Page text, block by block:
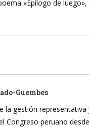
«Epílogo de
Guembes
la gestión
Congreso peruano